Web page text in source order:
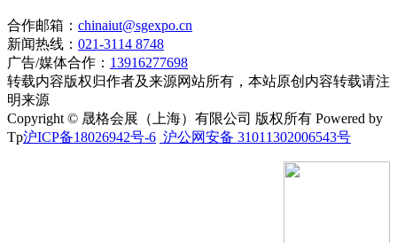
合作邮箱： chinaiut@sgexpo.cn
新闻热线： 021-3114 8748
广告/媒体合作： 13916277698
转载内容版权归作者及来源网站所有，本站原创内容转载请注
明来源
Copyright © 晟格会展（上海）有限公司 版权所有 Powered by
Tp沪ICP备18026942号-6 沪公网安备 31011302006543号